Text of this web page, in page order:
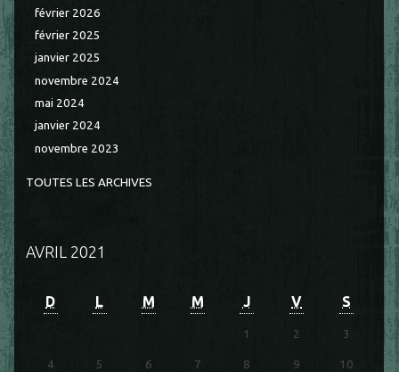
février 2026
février 2025
janvier 2025
novembre 2024
mai 2024
janvier 2024
novembre 2023
TOUTES LES ARCHIVES
AVRIL 2021
D L M M J V S
1 2 3
4 5 6 7 8 9 10